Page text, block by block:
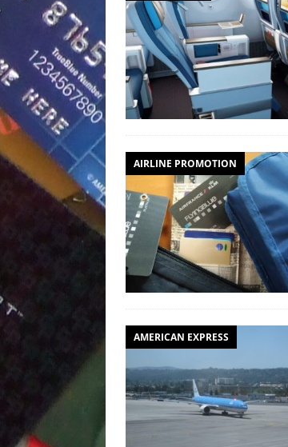
AIRLINE PROMOTION
AMERICAN EXPRESS